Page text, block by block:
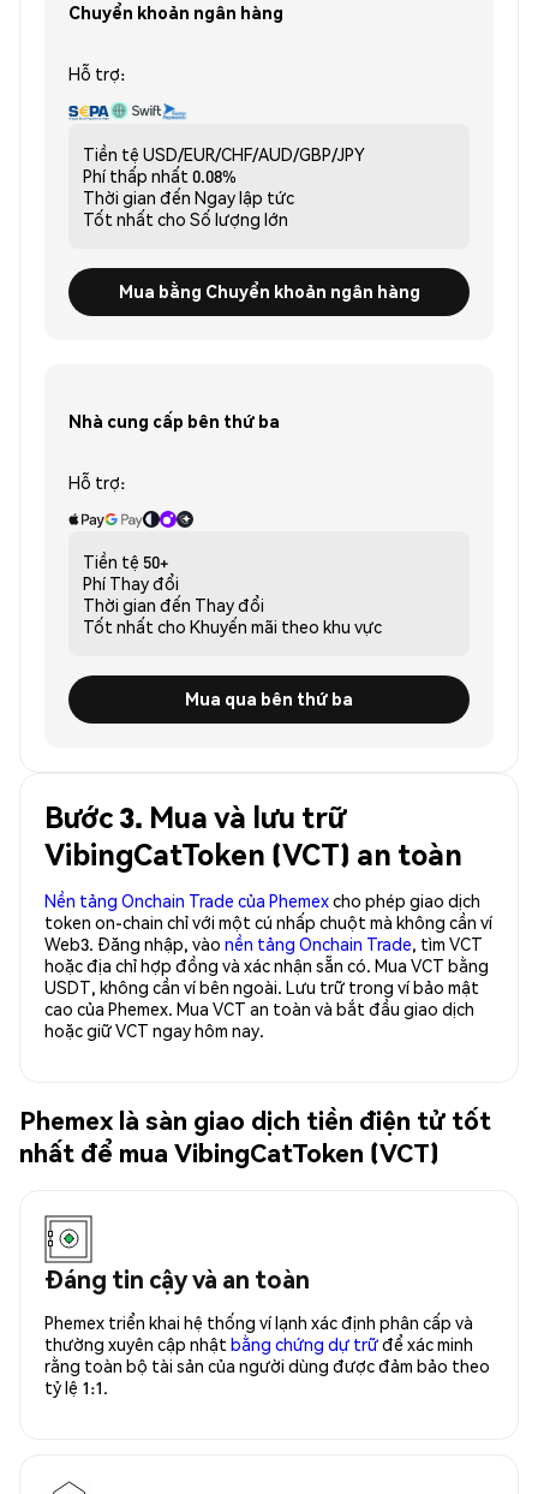
Chuyển khoản ngân hàng
Hỗ trợ:
Tiền tệ USD/EUR/CHF/AUD/GBP/JPY
Phí thấp nhất 0.08%
Thời gian đến Ngay lập tức
Tốt nhất cho Số lượng lớn
Mua bằng Chuyển khoản ngân hàng
Nhà cung cấp bên thứ ba
Hỗ trợ:
Tiền tệ 50+
Phí Thay đổi
Thời gian đến Thay đổi
Tốt nhất cho Khuyến mãi theo khu vực
Mua qua bên thứ ba
Bước 3. Mua và lưu trữ
VibingCatToken (VCT) an toàn
Nền tảng Onchain Trade của Phemexcho phép giao dịch
token on-chain chỉ với một cú nhấp chuột mà không cần ví
Web3. Đăng nhập, vào nền tảng Onchain Trade, tìm VCT
hoặc địa chỉ hợp đồng và xác nhận sẵn có. Mua VCT bằng
USDT, không cần ví bên ngoài. Lưu trữ trong ví bảo mật
cao của Phemex. Mua VCT an toàn và bắt đầu giao dịch
hoặc giữ VCT ngay hôm nay.
Phemex là sàn giao dịch tiền điện tử tốt
nhất để mua VibingCatToken (VCT)
Đáng tin cậy và an toàn
Phemex triển khai hệ thống ví lạnh xác định phân cấp và
thường xuyên cập nhật bằng chứng dự trữđể xác minh
rằng toàn bộ tài sản của người dùng được đảm bảo theo
tỷ lệ 1:1.